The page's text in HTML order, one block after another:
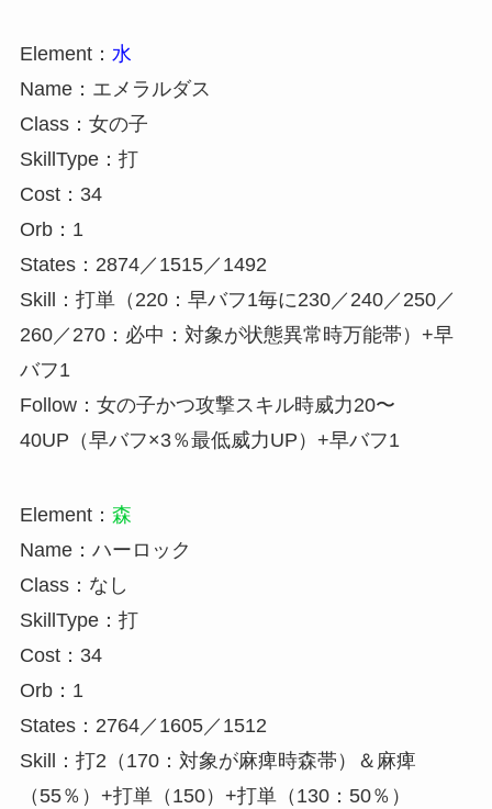
Element： 水
Name：エメラルダス
Class：女の子
SkillType：打
Cost：34
Orb：1
States：2874／1515／1492
Skill：打単（220：早バフ1毎に230／240／250／
260／270：必中：対象が状態異常時万能帯）+早
バフ1
Follow：女の子かつ攻撃スキル時威力20〜
40UP（早バフ×3％最低威力UP）+早バフ1
Element： 森
Name：ハーロック
Class：なし
SkillType：打
Cost：34
Orb：1
States：2764／1605／1512
Skill：打2（170：対象が麻痺時森帯）＆麻痺
（55％）+打単（150）+打単（130：50％）